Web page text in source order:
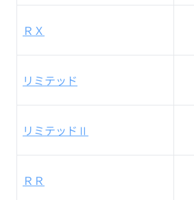
ＲＸ
リミテッド
リミテッドⅡ
ＲＲ